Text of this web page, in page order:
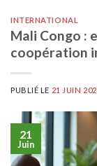
INTERNATIONAL
Mali Congo :
coopération
PUBLIÉ LE 21 JUIN
21
Juin